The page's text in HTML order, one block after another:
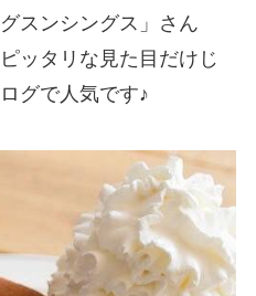
スンシングス」さん
ッタリな見た目だけじ
グで人気です♪